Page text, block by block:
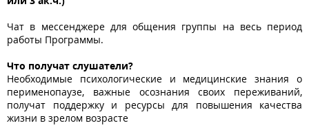
Чат в мессенджере для общения группы на весь период
работы Программы.
Что получат слушатели?
Необходимые психологические и медицинские знания о
перименопаузе, важные осознания своих переживаний,
получат поддержку и ресурсы для повышения качества
жизни в зрелом возрасте